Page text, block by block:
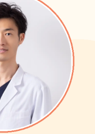
ールズ・スパニエルやダ
瞬間からstageAにステ
師による聴診を受ける
しやすいことが知られて
ほぼ100%の発症率であ